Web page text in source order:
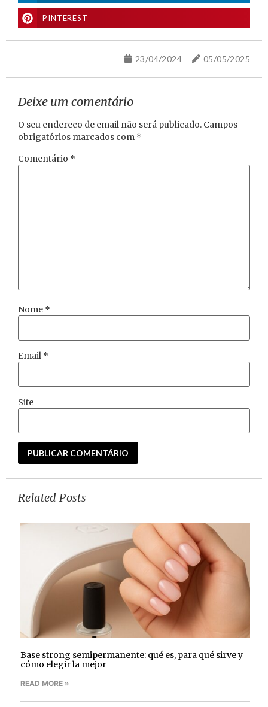
PINTEREST
23/04/2024 05/05/2025
Deixe um comentário
O seu endereço de email não será publicado. Campos
obrigatórios marcados com *
Comentário *
Nome *
Email *
Site
Related Posts
Base strong semipermanente: qué es, para qué sirve y
cómo elegir la mejor
READ MORE »